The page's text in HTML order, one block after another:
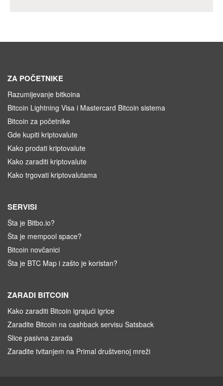
ZA POČETNIKE
Razumijevanje bitkoina
Bitcoin Lightning Visa i Mastercard Bitcoin sistema
Bitcoin za početnike
Gde kupiti kriptovalute
Kako prodati kriptovalute
Kako zaraditi kriptovalute
Kako trgovati kriptovalutama
SERVISI
Šta je Bitbo.io?
Šta je mempool space?
Bitcoin novčanici
Šta je BTC Map i zašto je koristan?
ZARADI BITCOIN
Kako zaraditi Bitcoin igrajući igrice
Zaradite Bitcoin na cashback servisu Satsback
Slice pasivna zarada
Zaradite tvitanjem na Primal društvenoj mreži